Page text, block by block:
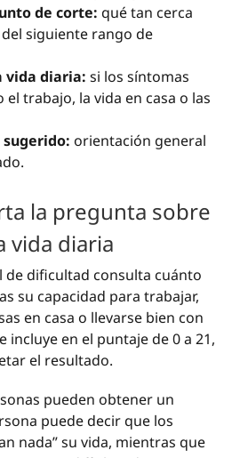
de corte: qué tan cerca
siguiente rango de
vida diaria: si los síntomas
el trabajo, la vida en casa o las
orientación general
la pregunta sobre
vida diaria
de dificultad consulta cuánto
su capacidad para trabajar,
en casa o llevarse bien con
incluye en el puntaje de 0 a 21,
el resultado.
pueden obtener un
puede decir que los
nada” su vida, mientras que